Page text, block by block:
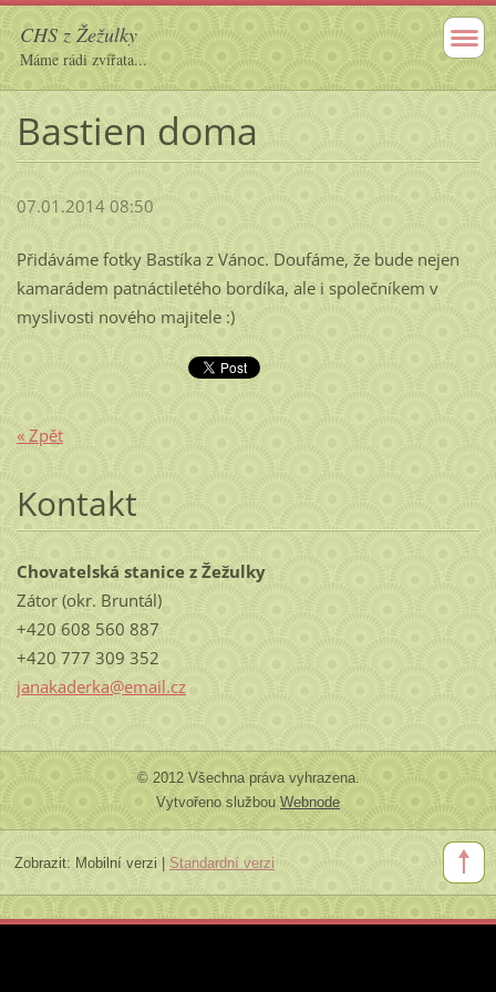
CHS z Žežulky
Máme rádi zvířata...
Bastien doma
07.01.2014 08:50
Přidáváme fotky Bastíka z Vánoc. Doufáme, že bude nejen
kamarádem patnáctiletého bordíka, ale i společníkem v
myslivosti nového majitele :)
« Zpět
Kontakt
Chovatelská stanice z Žežulky
Zátor (okr. Bruntál)
+420 608 560 887
+420 777 309 352
janakaderka@email.cz
© 2012 Všechna práva vyhrazena.
Vytvořeno službou Webnode
Zobrazit: Mobilní verzi | Standardní verzi